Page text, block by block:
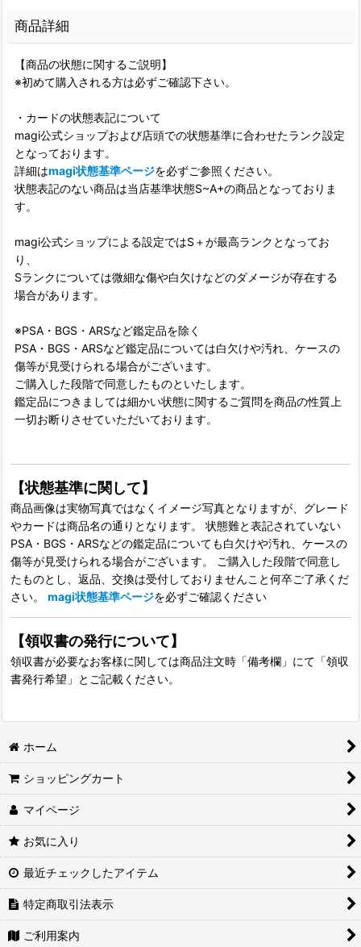
商品詳細
【商品の状態に関するご説明】
※初めて購入される方は必ずご確認下さい。
・カードの状態表記について
magi公式ショップおよび店頭での状態基準に合わせたランク設定
となっております。
詳細はmagi状態基準ページを必ずご参照ください。
状態表記のない商品は当店基準状態S~A+の商品となっておりま
す。
magi公式ショップによる設定ではS＋が最高ランクとなってお
り、
Sランクについては微細な傷や白欠けなどのダメージが存在する
場合があります。
※PSA・BGS・ARSなど鑑定品を除く
PSA・BGS・ARSなど鑑定品については白欠けや汚れ、ケースの
傷等が見受けられる場合がございます。
ご購入した段階で同意したものといたします。
鑑定品につきましては細かい状態に関するご質問を商品の性質上
一切お断りさせていただいております。
【状態基準に関して】
商品画像は実物写真ではなくイメージ写真となりますが、グレード
やカードは商品名の通りとなります。 状態難と表記されていない
PSA・BGS・ARSなどの鑑定品についても白欠けや汚れ、ケースの
傷等が見受けられる場合がございます。 ご購入した段階で同意し
たものとし、返品、交換は受付しておりませんこと何卒ご了承くだ
さい。 magi状態基準ページを必ずご確認ください
【領収書の発行について】
領収書が必要なお客様に関しては商品注文時「備考欄」にて「領収
書発行希望」とご記載ください。
ホーム
ショッピングカート
マイページ
お気に入り
最近チェックしたアイテム
特定商取引法表示
ご利用案内